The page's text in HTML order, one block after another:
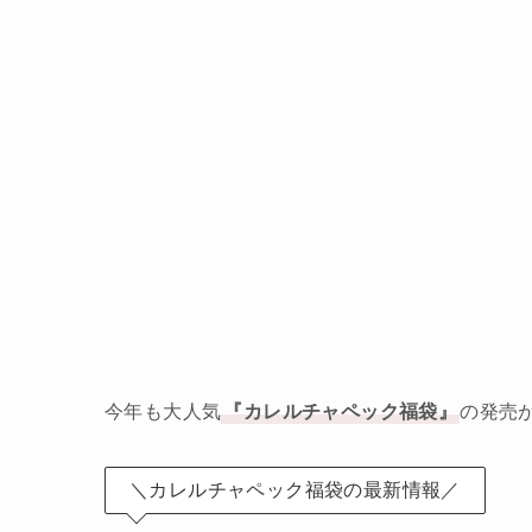
今年も大人気 『カレルチャペック福袋』 の発売
＼カレルチャペック福袋の最新情報／